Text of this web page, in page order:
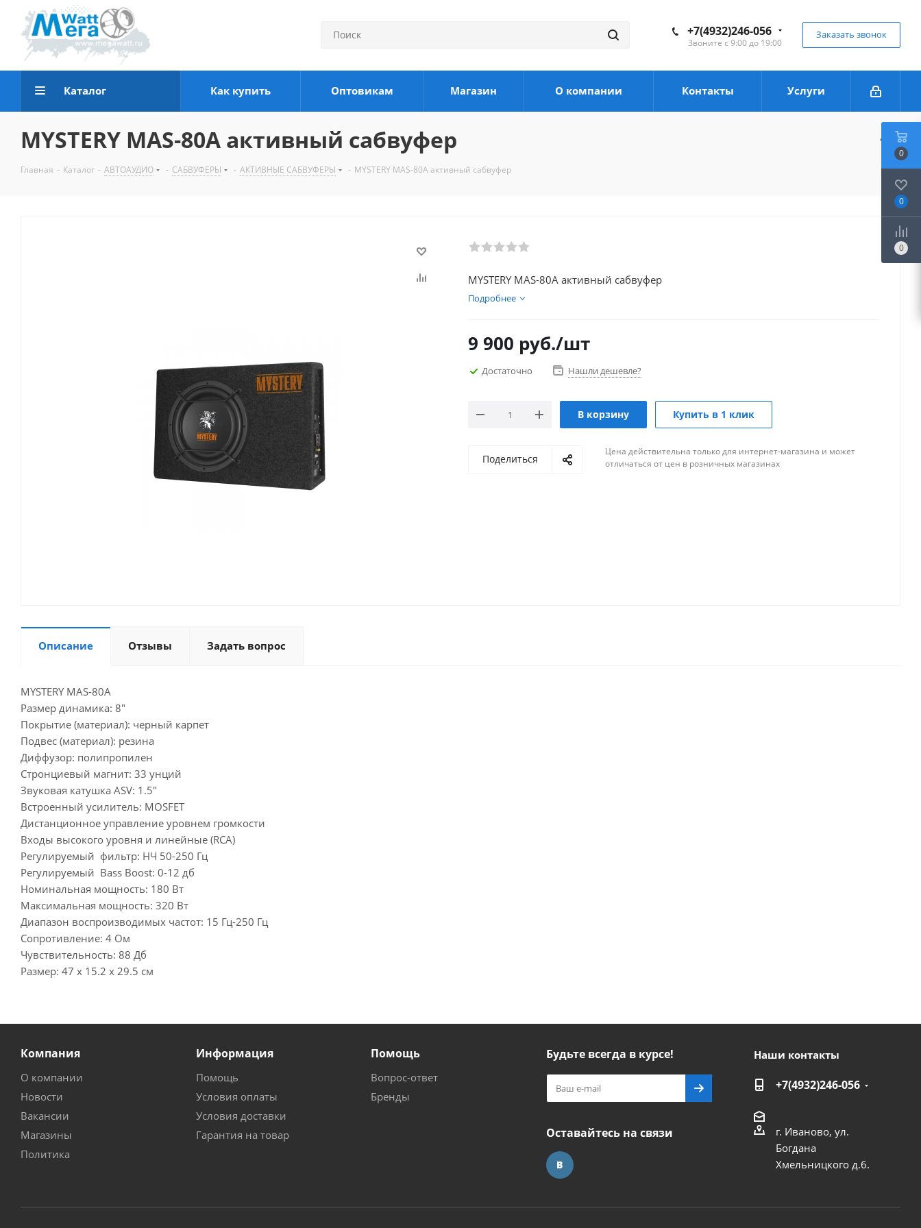
+7(4932)246-056
Звоните с 9:00 до 19:00
Заказать звонок
Каталог Как купить Оптовикам Магазин О компании Контакты Услуги
MYSTERY MAS-80A активный сабвуфер
Главная - Каталог - АВТОАУДИО - САБВУФЕРЫ - АКТИВНЫЕ САБВУФЕРЫ - MYSTERY MAS-80A активный сабвуфер
MYSTERY MAS-80A активный сабвуфер
Подробнее
9 900 руб./шт
Достаточно Нашли дешевле?
В корзину Купить в 1 клик
Поделиться
Цена действительна только для интернет-магазина и может
отличаться от цен в розничных магазинах
Описание Отзывы Задать вопрос
MYSTERY MAS-80A
Размер динамика: 8"
Покрытие (материал): черный карпет
Подвес (материал): резина
Диффузор: полипропилен
Стронциевый магнит: 33 унций
Звуковая катушка ASV: 1.5"
Встроенный усилитель: MOSFET
Дистанционное управление уровнем громкости
Входы высокого уровня и линейные (RCA)
Регулируемый фильтр: НЧ 50-250 Гц
Регулируемый Bass Boost: 0-12 дб
Номинальная мощность: 180 Вт
Максимальная мощность: 320 Вт
Диапазон воспроизводимых частот: 15 Гц-250 Гц
Сопротивление: 4 Ом
Чувствительность: 88 Дб
Размер: 47 х 15.2 х 29.5 см
Компания
О компании
Новости
Вакансии
Магазины
Политика
Информация
Помощь
Условия оплаты
Условия доставки
Гарантия на товар
Помощь
Вопрос-ответ
Бренды
Будьте всегда в курсе!
Оставайтесь на связи
Наши контакты
+7(4932)246-056
г. Иваново, ул.
Богдана
Хмельницкого д.6.
0
0
0